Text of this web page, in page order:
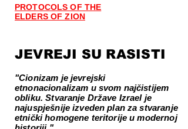
PROTOCOLS OF THE
ELDERS OF ZION
JEVREJI SU RASISTI
"Cionizam je jevrejski
etnonacionalizam u svom najčistijem
obliku. Stvaranje Države Izrael je
najuspješnije izveden plan za stvaranje
etnički homogene teritorije u modernoj